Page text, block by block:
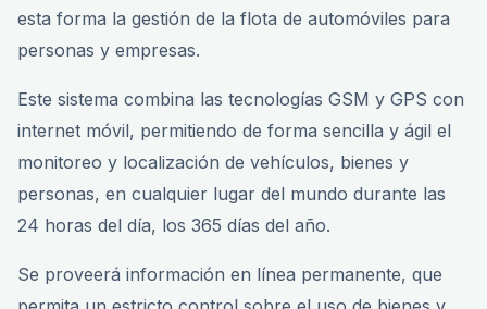
esta forma la gestión de la flota de automóviles para
personas y empresas.
Este sistema combina las tecnologías GSM y GPS con
internet móvil, permitiendo de forma sencilla y ágil el
monitoreo y localización de vehículos, bienes y
personas, en cualquier lugar del mundo durante las
24 horas del día, los 365 días del año.
Se proveerá información en línea permanente, que